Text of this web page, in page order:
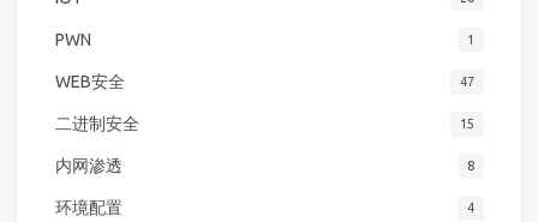
PWN 1
WEB安全 47
二进制安全 15
内网渗透 8
环境配置 4